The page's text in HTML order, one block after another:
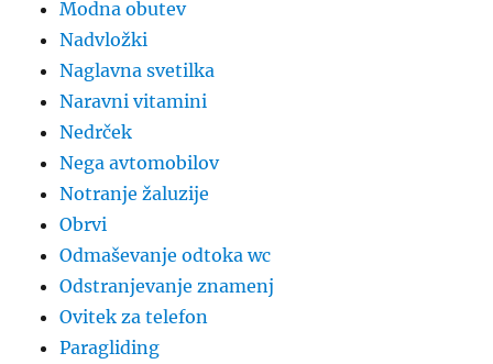
Modna obutev
Nadvložki
Naglavna svetilka
Naravni vitamini
Nedrček
Nega avtomobilov
Notranje žaluzije
Obrvi
Odmaševanje odtoka wc
Odstranjevanje znamenj
Ovitek za telefon
Paragliding